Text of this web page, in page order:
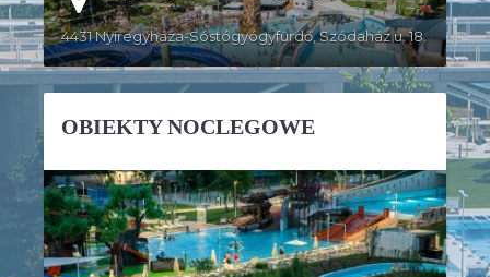
4431 Nyíregyháza-Sóstógyógyfürdő, Szódaház u. 18.
OBIEKTY NOCLEGOWE
SZCZEGÓŁY